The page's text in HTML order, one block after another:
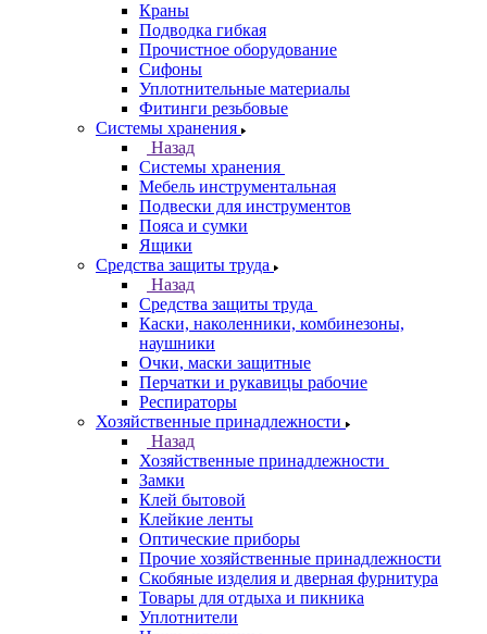
Краны
Подводка гибкая
Прочистное оборудование
Сифоны
Уплотнительные материалы
Фитинги резьбовые
Системы хранения
Назад
Системы хранения
Мебель инструментальная
Подвески для инструментов
Пояса и сумки
Ящики
Средства защиты труда
Назад
Средства защиты труда
Каски, наколенники, комбинезоны,
наушники
Очки, маски защитные
Перчатки и рукавицы рабочие
Респираторы
Хозяйственные принадлежности
Назад
Хозяйственные принадлежности
Замки
Клей бытовой
Клейкие ленты
Оптические приборы
Прочие хозяйственные принадлежности
Скобяные изделия и дверная фурнитура
Товары для отдыха и пикника
Уплотнители